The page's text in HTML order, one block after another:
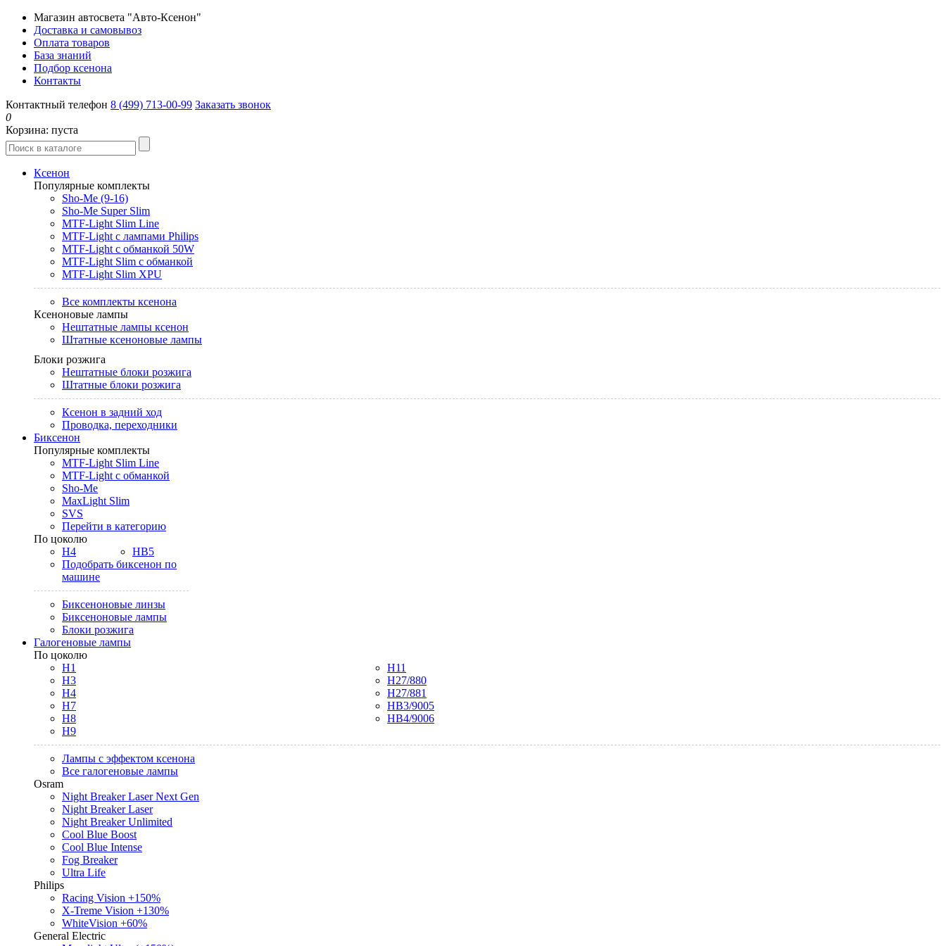
Магазин автосвета "Авто-Ксенон"
Доставка и самовывоз
Оплата товаров
База знаний
Подбор ксенона
Контакты
Контактный телефон 8 (499) 713-00-99 Заказать звонок
0
Корзина: пуста
Ксенон
Популярные комплекты
Sho-Me (9-16)
Sho-Me Super Slim
MTF-Light Slim Line
MTF-Light с лампами Philips
MTF-Light с обманкой 50W
MTF-Light Slim с обманкой
MTF-Light Slim XPU
Все комплекты ксенона
Ксеноновые лампы
Нештатные лампы ксенон
Штатные ксеноновые лампы
Блоки розжига
Нештатные блоки розжига
Штатные блоки розжига
Ксенон в задний ход
Проводка, переходники
Биксенон
Популярные комплекты
MTF-Light Slim Line
MTF-Light с обманкой
Sho-Me
MaxLight Slim
SVS
Перейти в категорию
По цоколю
H4
HB5
Подобрать биксенон по
машине
Биксеноновые линзы
Биксеноновые лампы
Блоки розжига
Галогеновые лампы
По цоколю
H1
H3
H4
H7
H8
H9
H11
H27/880
H27/881
HB3/9005
HB4/9006
Лампы с эффектом ксенона
Все галогеновые лампы
Osram
Night Breaker Laser Next Gen
Night Breaker Laser
Night Breaker Unlimited
Cool Blue Boost
Cool Blue Intense
Fog Breaker
Ultra Life
Philips
Racing Vision +150%
X-Treme Vision +130%
WhiteVision +60%
General Electric